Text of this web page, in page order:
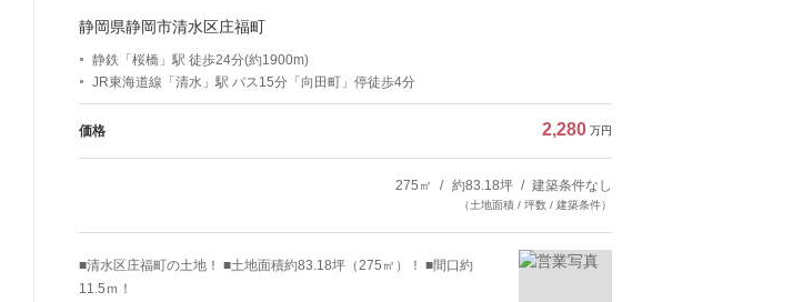
静岡県静岡市清水区庄福町
静鉄「桜橋」駅 徒歩24分(約1900m)
JR東海道線「清水」駅 バス15分「向田町」停徒歩4分
価格 2,280 万円
275㎡ 約83.18坪 建築条件なし
（土地面積 / 坪数 / 建築条件）
■清水区庄福町の土地！ ■土地面積約83.18坪（275㎡）！ ■間口約
11.5ｍ！